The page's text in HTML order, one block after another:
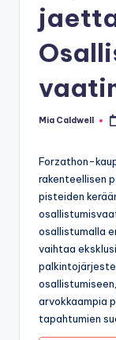
Posted
Mia Caldwell
Forzathon-
rakenteellisen
pisteiden
osallistumalla
vaihtaa
arvokkaampia
tapahtumien